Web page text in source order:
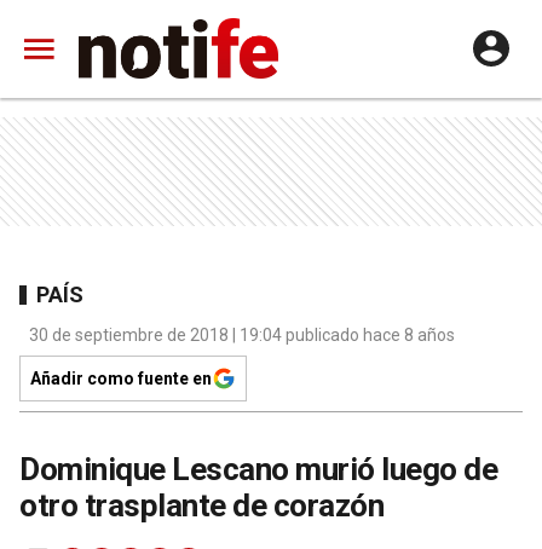
PAÍS
30 de septiembre de 2018 | 19:04 publicado hace 8 años
Añadir como fuente en
Dominique Lescano murió luego de
otro trasplante de corazón